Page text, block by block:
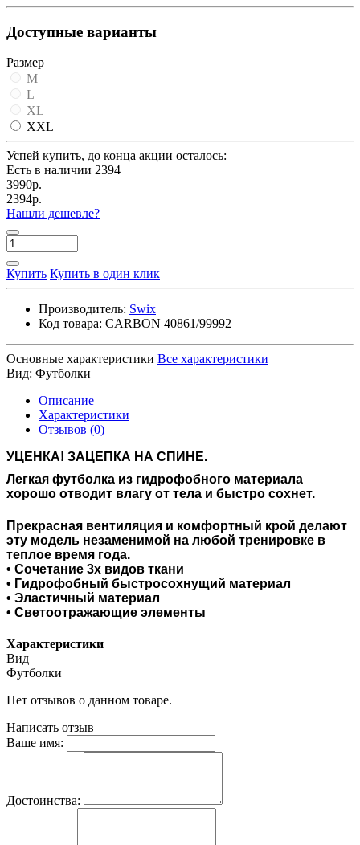
Доступные варианты
Размер
M
L
XL
XXL
Успей купить, до конца акции осталось:
Есть в наличии 2394
3990р.
2394р.
Нашли дешевле?
Купить Купить в один клик
Производитель: Swix
Код товара: CARBON 40861/99992
Основные характеристики Все характеристики
Вид: Футболки
Описание
Характеристики
Отзывов (0)
УЦЕНКА! ЗАЦЕПКА НА СПИНЕ.
Легкая футболка из гидрофобного материала
хорошо отводит влагу от тела и быстро сохнет.
Прекрасная вентиляция и комфортный крой делают
эту модель незаменимой на любой тренировке в
теплое время года.
• Сочетание 3х видов ткани
• Гидрофобный быстросохнущий материал
• Эластичный материал
• Светоотражающие элементы
Характеристики
Вид
Футболки
Нет отзывов о данном товаре.
Написать отзыв
Ваше имя:
Достоинства: